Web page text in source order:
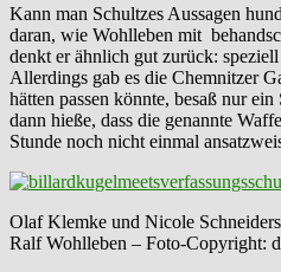
Kann man Schultzes Aussagen
daran, wie Wohlleben mit
denkt er ähnlich gut zurück:
Allerdings gab es die Chemnitzer
hätten passen könnte, besaß nur
dann hieße, dass die genannte
Stunde noch nicht einmal
Olaf Klemke und Nicole
Ralf Wohlleben – Foto-Copyright: